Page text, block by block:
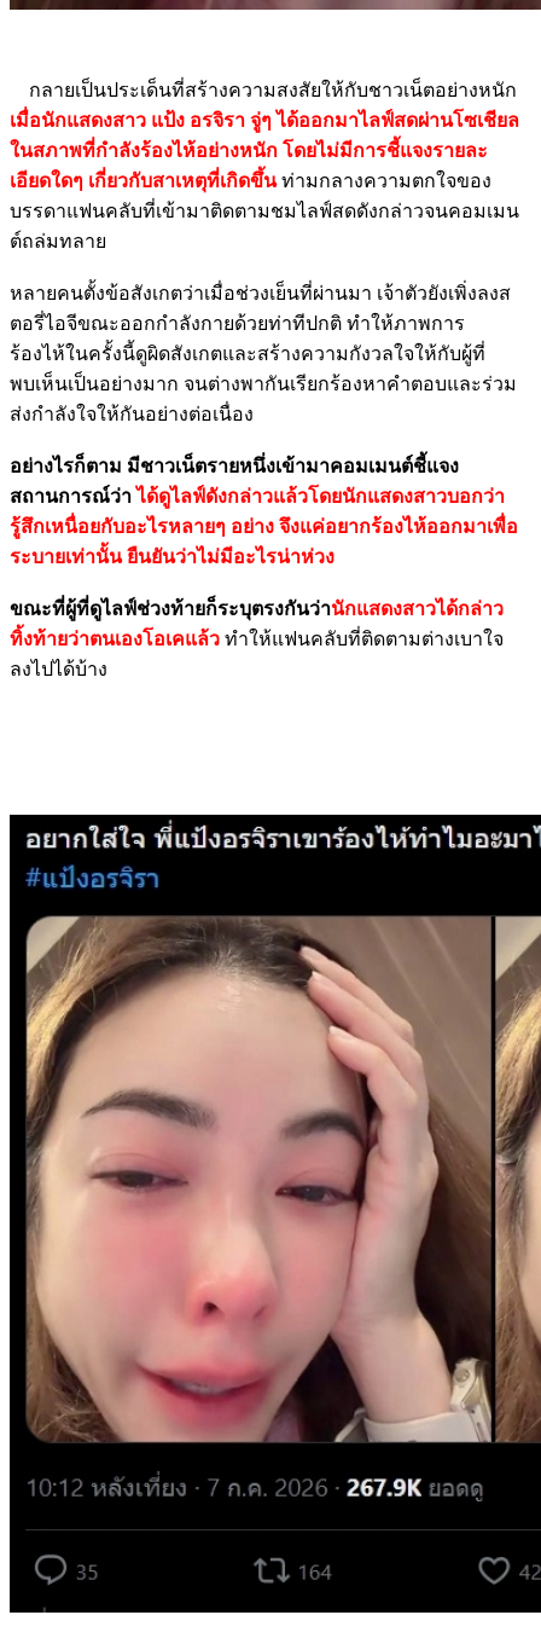
กลายเป็นประเด็นที่สร้างความสงสัยให้กับชาวเน็ตอย่างหนัก
เมื่อนักแสดงสาว แป้ง อรจิรา จู่ๆ ได้ออกมาไลฟ์สดผ่านโซเชียล
ในสภาพที่กำลังร้องไห้อย่างหนัก โดยไม่มีการชี้แจงรายละ
เอียดใดๆ เกี่ยวกับสาเหตุที่เกิดขึ้นท่ามกลางความตกใจของ
บรรดาแฟนคลับที่เข้ามาติดตามชมไลฟ์สดดังกล่าวจนคอมเมน
ต์ถล่มทลาย
หลายคนตั้งข้อสังเกตว่าเมื่อช่วงเย็นที่ผ่านมา เจ้าตัวยังเพิ่งลงส
ตอรี่ไอจีขณะออกกำลังกายด้วยท่าทีปกติ ทำให้ภาพการ
ร้องไห้ในครั้งนี้ดูผิดสังเกตและสร้างความกังวลใจให้กับผู้ที่
พบเห็นเป็นอย่างมาก จนต่างพากันเรียกร้องหาคำตอบและร่วม
ส่งกำลังใจให้กันอย่างต่อเนื่อง
อย่างไรก็ตาม มีชาวเน็ตรายหนึ่งเข้ามาคอมเมนต์ชี้แจง
สถานการณ์ว่า ได้ดูไลฟ์ดังกล่าวแล้วโดยนักแสดงสาวบอกว่า
รู้สึกเหนื่อยกับอะไรหลายๆ อย่าง จึงแค่อยากร้องไห้ออกมาเพื่อ
ระบายเท่านั้น ยืนยันว่าไม่มีอะไรน่าห่วง
ขณะที่ผู้ที่ดูไลฟ์ช่วงท้ายก็ระบุตรงกันว่านักแสดงสาวได้กล่าว
ทิ้งท้ายว่าตนเองโอเคแล้ว ทำให้แฟนคลับที่ติดตามต่างเบาใจ
ลงไปได้บ้าง